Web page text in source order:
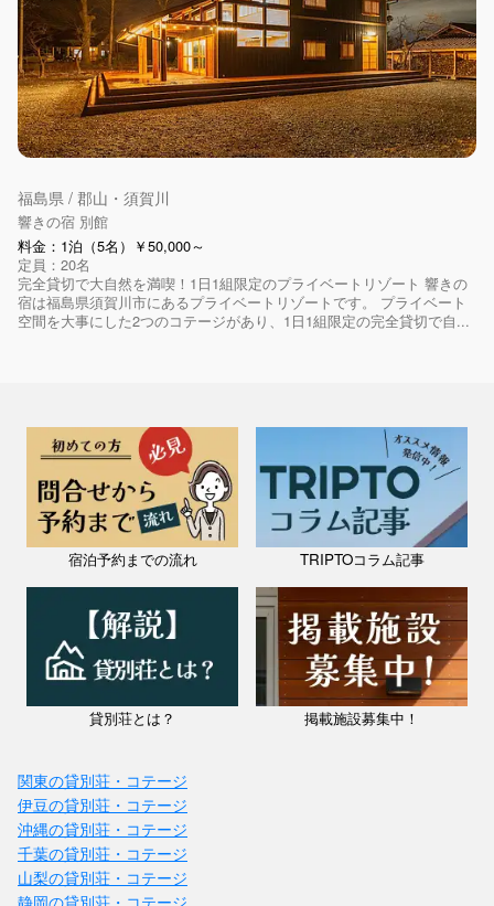
福島県 / 郡山・須賀川
響きの宿 別館
料金：1泊（5名）￥50,000～
定員：20名
完全貸切で大自然を満喫！1日1組限定のプライベートリゾート 響きの
宿は福島県須賀川市にあるプライベートリゾートです。 プライベート
空間を大事にした2つのコテージがあり、1日1組限定の完全貸切で自...
宿泊予約までの流れ TRIPTOコラム記事
貸別荘とは？ 掲載施設募集中！
関東の貸別荘・コテージ
伊豆の貸別荘・コテージ
沖縄の貸別荘・コテージ
千葉の貸別荘・コテージ
山梨の貸別荘・コテージ
静岡の貸別荘・コテージ